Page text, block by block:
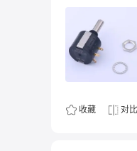
收藏 对比